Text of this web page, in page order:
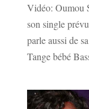
Vidéo: Oumou
son single
parle aussi de
Tange bébé